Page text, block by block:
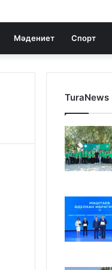
Мәдениет Спорт
TuraNews